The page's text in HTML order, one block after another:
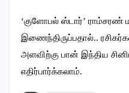
‘குளோபல் ஸ்டார்’ ராம்சரண்
இணைந்திருப்பதால்..
அளவிற்கு பான் இந்திய
எதிர்பார்க்கலாம்.